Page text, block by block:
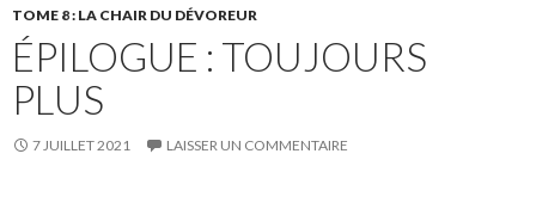
TOME 8 : LA CHAIR DU DÉVOREUR
ÉPILOGUE : TOUJOURS
PLUS
7 JUILLET 2021 LAISSER UN COMMENTAIRE